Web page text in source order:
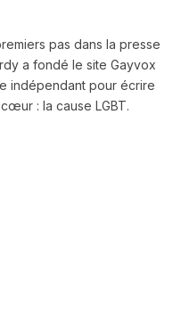
pas dans la presse
a fondé le site Gayvox
indépendant pour écrire
: la cause LGBT.